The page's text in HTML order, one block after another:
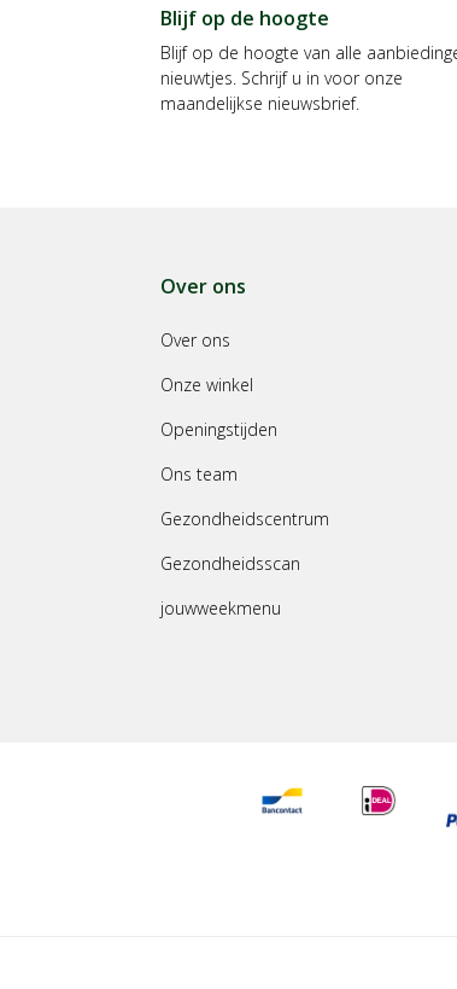
Blijf op de hoogte
Blijf op de hoogte van alle
nieuwtjes. Schrijf u in voor onze
maandelijkse nieuwsbrief.
Over ons
Over ons
Onze winkel
Openingstijden
Ons team
Gezondheidscentrum
Gezondheidsscan
jouwweekmenu